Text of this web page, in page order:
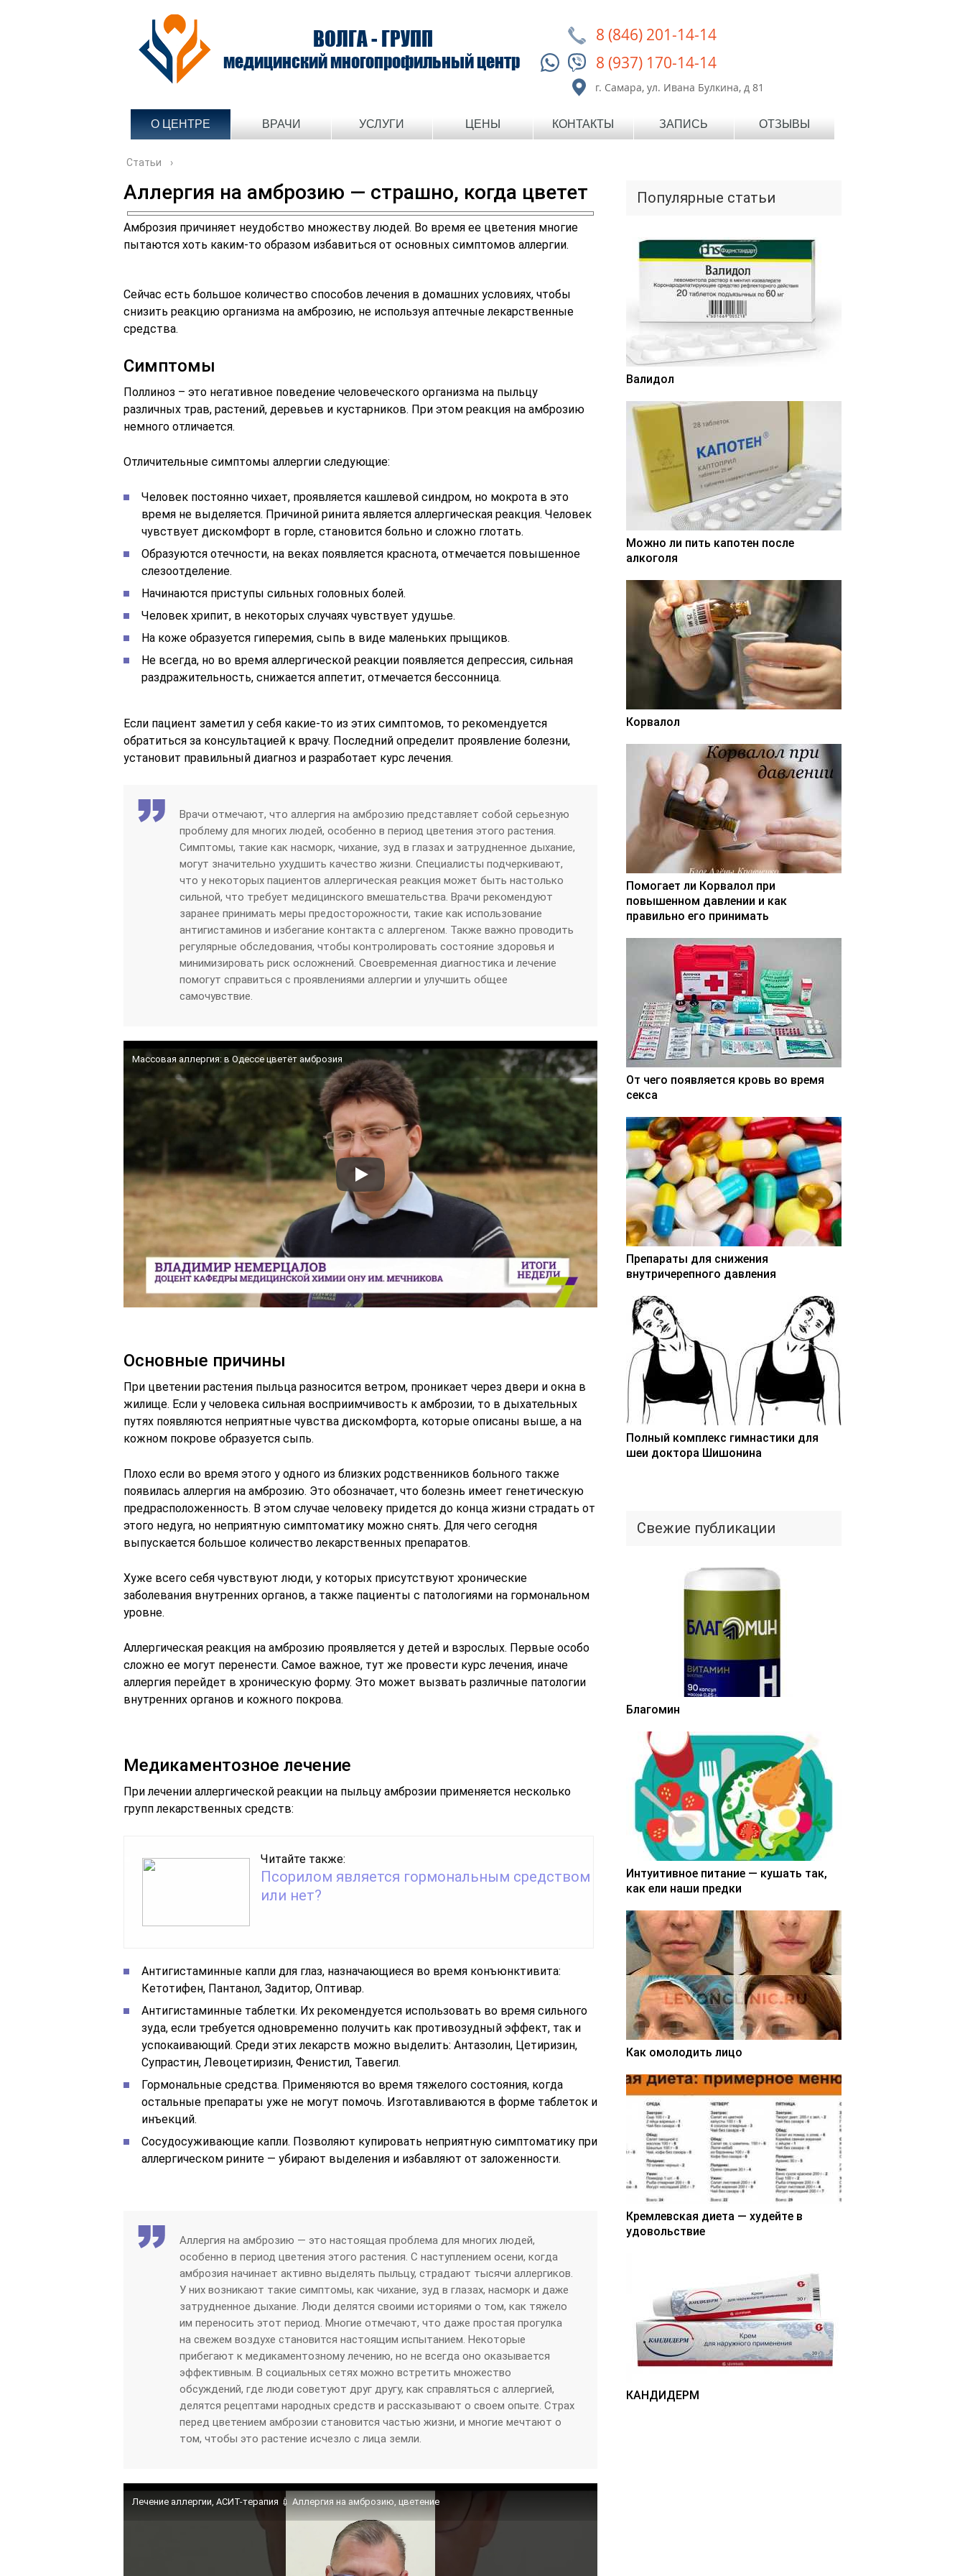
ВОЛГА - ГРУПП
медицинский многопрофильный центр
8 (846) 201-14-14
8 (937) 170-14-14
г. Самара, ул. Ивана Булкина, д 81
О ЦЕНТРЕ ВРАЧИ УСЛУГИ ЦЕНЫ КОНТАКТЫ ЗАПИСЬ ОТЗЫВЫ
Статьи ›
Аллергия на амброзию — страшно, когда цветет
Амброзия причиняет неудобство множеству людей. Во время ее цветения многие
пытаются хоть каким-то образом избавиться от основных симптомов аллергии.
Сейчас есть большое количество способов лечения в домашних условиях, чтобы
снизить реакцию организма на амброзию, не используя аптечные лекарственные
средства.
Симптомы
Поллиноз – это негативное поведение человеческого организма на пыльцу
различных трав, растений, деревьев и кустарников. При этом реакция на амброзию
немного отличается.
Отличительные симптомы аллергии следующие:
Человек постоянно чихает, проявляется кашлевой синдром, но мокрота в это
время не выделяется. Причиной ринита является аллергическая реакция. Человек
чувствует дискомфорт в горле, становится больно и сложно глотать.
Образуются отечности, на веках появляется краснота, отмечается повышенное
слезоотделение.
Начинаются приступы сильных головных болей.
Человек хрипит, в некоторых случаях чувствует удушье.
На коже образуется гиперемия, сыпь в виде маленьких прыщиков.
Не всегда, но во время аллергической реакции появляется депрессия, сильная
раздражительность, снижается аппетит, отмечается бессонница.
Если пациент заметил у себя какие-то из этих симптомов, то рекомендуется
обратиться за консультацией к врачу. Последний определит проявление болезни,
установит правильный диагноз и разработает курс лечения.
Врачи отмечают, что аллергия на амброзию представляет собой серьезную
проблему для многих людей, особенно в период цветения этого растения.
Симптомы, такие как насморк, чихание, зуд в глазах и затрудненное дыхание,
могут значительно ухудшить качество жизни. Специалисты подчеркивают,
что у некоторых пациентов аллергическая реакция может быть настолько
сильной, что требует медицинского вмешательства. Врачи рекомендуют
заранее принимать меры предосторожности, такие как использование
антигистаминов и избегание контакта с аллергеном. Также важно проводить
регулярные обследования, чтобы контролировать состояние здоровья и
минимизировать риск осложнений. Своевременная диагностика и лечение
помогут справиться с проявлениями аллергии и улучшить общее
самочувствие.
Массовая аллергия: в Одессе цветёт амброзия
Основные причины
При цветении растения пыльца разносится ветром, проникает через двери и окна в
жилище. Если у человека сильная восприимчивость к амброзии, то в дыхательных
путях появляются неприятные чувства дискомфорта, которые описаны выше, а на
кожном покрове образуется сыпь.
Плохо если во время этого у одного из близких родственников больного также
появилась аллергия на амброзию. Это обозначает, что болезнь имеет генетическую
предрасположенность. В этом случае человеку придется до конца жизни страдать от
этого недуга, но неприятную симптоматику можно снять. Для чего сегодня
выпускается большое количество лекарственных препаратов.
Хуже всего себя чувствуют люди, у которых присутствуют хронические
заболевания внутренних органов, а также пациенты с патологиями на гормональном
уровне.
Аллергическая реакция на амброзию проявляется у детей и взрослых. Первые особо
сложно ее могут перенести. Самое важное, тут же провести курс лечения, иначе
аллергия перейдет в хроническую форму. Это может вызвать различные патологии
внутренних органов и кожного покрова.
Медикаментозное лечение
При лечении аллергической реакции на пыльцу амброзии применяется несколько
групп лекарственных средств:
Читайте также:
Псорилом является гормональным средством
или нет?
Антигистаминные капли для глаз, назначающиеся во время конъюнктивита:
Кетотифен, Пантанол, Задитор, Оптивар.
Антигистаминные таблетки. Их рекомендуется использовать во время сильного
зуда, если требуется одновременно получить как противозудный эффект, так и
успокаивающий. Среди этих лекарств можно выделить: Антазолин, Цетиризин,
Супрастин, Левоцетиризин, Фенистил, Тавегил.
Гормональные средства. Применяются во время тяжелого состояния, когда
остальные препараты уже не могут помочь. Изготавливаются в форме таблеток и
инъекций.
Сосудосуживающие капли. Позволяют купировать неприятную симптоматику при
аллергическом рините — убирают выделения и избавляют от заложенности.
Аллергия на амброзию — это настоящая проблема для многих людей,
особенно в период цветения этого растения. С наступлением осени, когда
амброзия начинает активно выделять пыльцу, страдают тысячи аллергиков.
У них возникают такие симптомы, как чихание, зуд в глазах, насморк и даже
затрудненное дыхание. Люди делятся своими историями о том, как тяжело
им переносить этот период. Многие отмечают, что даже простая прогулка
на свежем воздухе становится настоящим испытанием. Некоторые
прибегают к медикаментозному лечению, но не всегда оно оказывается
эффективным. В социальных сетях можно встретить множество
обсуждений, где люди советуют друг другу, как справляться с аллергией,
делятся рецептами народных средств и рассказывают о своем опыте. Страх
перед цветением амброзии становится частью жизни, и многие мечтают о
том, чтобы это растение исчезло с лица земли.
Лечение аллергии, АСИТ-терапия 💉 Аллергия на амброзию, цветение
Популярные статьи
Валидол
Можно ли пить капотен после
алкоголя
Корвалол
Помогает ли Корвалол при
повышенном давлении и как
правильно его принимать
От чего появляется кровь во время
секса
Препараты для снижения
внутричерепного давления
Полный комплекс гимнастики для
шеи доктора Шишонина
Свежие публикации
Благомин
Интуитивное питание — кушать так,
как ели наши предки
Как омолодить лицо
Кремлевская диета — худейте в
удовольствие
КАНДИДЕРМ